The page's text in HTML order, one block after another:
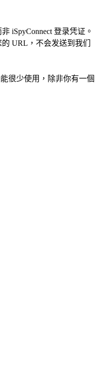
iSpyConnect 登录凭证。
URL，不会发送到我们
很少使用，除非你有一個